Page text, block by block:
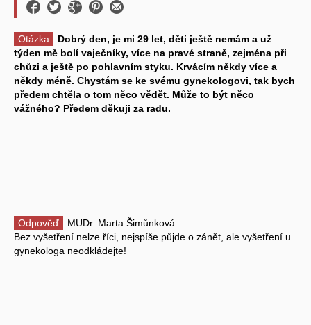
Otázka
Dobrý den, je mi 29 let, děti ještě nemám a už
týden mě bolí vaječníky, více na pravé straně, zejména při
chůzi a ještě po pohlavním styku. Krvácím někdy více a
někdy méně. Chystám se ke svému gynekologovi, tak bych
předem chtěla o tom něco vědět. Může to být něco
vážného? Předem děkuji za radu.
Odpověď
MUDr. Marta Šimůnková:
Bez vyšetření nelze říci, nejspíše půjde o zánět, ale vyšetření u
gynekologa neodkládejte!